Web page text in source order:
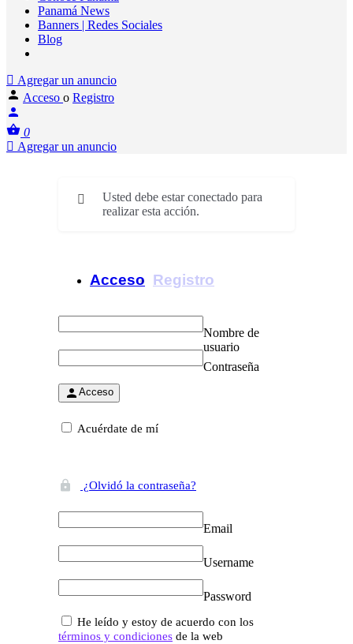
Panamá News
Banners | Redes Sociales
Blog
Agregar un anuncio
Acceso o Registro
0
Agregar un anuncio
Usted debe estar conectado para
realizar esta acción.
Acceso Registro
Nombre de
usuario
Contraseña
Acceso
Acuérdate de mí
¿Olvidó la contraseña?
Email
Username
Password
He leído y estoy de acuerdo con los
términos y condiciones de la web